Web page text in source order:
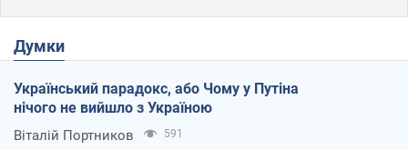
Думки
Український парадокс, або Чому у Путіна
нічого не вийшло з Україною
Віталій Портников 591